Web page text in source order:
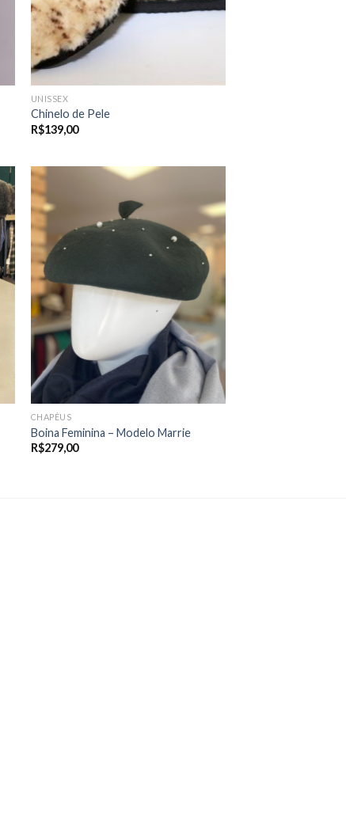
UNISSEX
Chinelo de Pele
R$139,00
CHAPÉUS
Boina Feminina – Modelo Marrie
R$279,00